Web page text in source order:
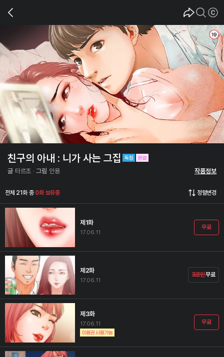
친구의 아내 : 니가 사는 그집
글 타르초 그림 인용 작품정보
전체 21화 중 0화 보유중 정렬변경
제1화
17.06.11
무료
제2화
17.06.11
3코인무료
제3화
17.06.11 무료